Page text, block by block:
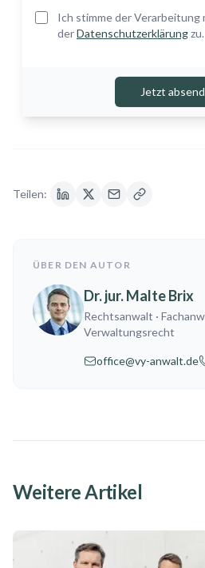
Ich stimme der Verarbeitung
derDatenschutzerklärungzu.
Jetzt
Teilen:
ÜBER DEN AUTOR
Dr. jur. Malte Brix
Rechtsanwalt ·
Verwaltungsrecht
office@vy-anwalt.de
Weitere Artikel